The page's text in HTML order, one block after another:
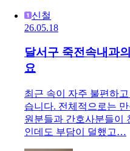
신철
26.05.18
달서구 죽전속내과
요
최근 속이 자주 불편하
습니다. 전체적으로는
원분들과 간호사분들이
인데도 부담이 덜했고…